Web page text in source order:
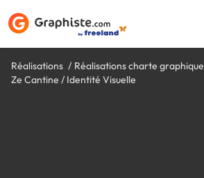
Réalisations
Réalisations charte graphique
Ze Cantine / Identité Visuelle